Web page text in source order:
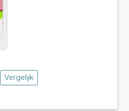
Vergelijk